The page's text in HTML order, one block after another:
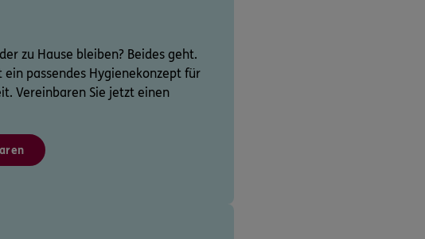
zu Hause bleiben? Beides geht.
passendes Hygienekonzept für
Vereinbaren Sie jetzt einen